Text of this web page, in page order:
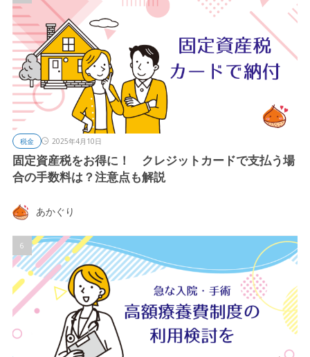
税金 2025年4月10日
固定資産税をお得に！ クレジットカードで支払う場
合の手数料は？注意点も解説
あかぐり